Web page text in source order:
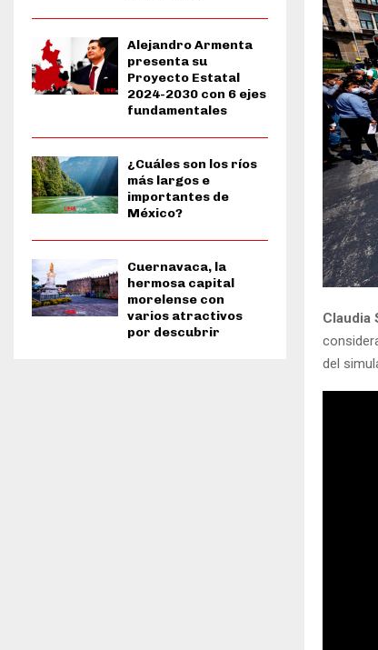
Claudia
del
Alejandro Armenta
presenta su
Proyecto Estatal
2024-2030 con 6 ejes
fundamentales
¿Cuáles son los ríos
más largos e
importantes de
México?
Cuernavaca, la
hermosa capital
morelense con
varios atractivos
por descubrir